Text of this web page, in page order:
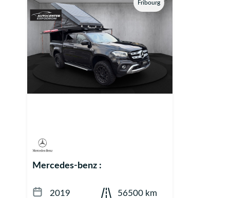
Fribourg
Mercedes-benz :
2019 56500 km